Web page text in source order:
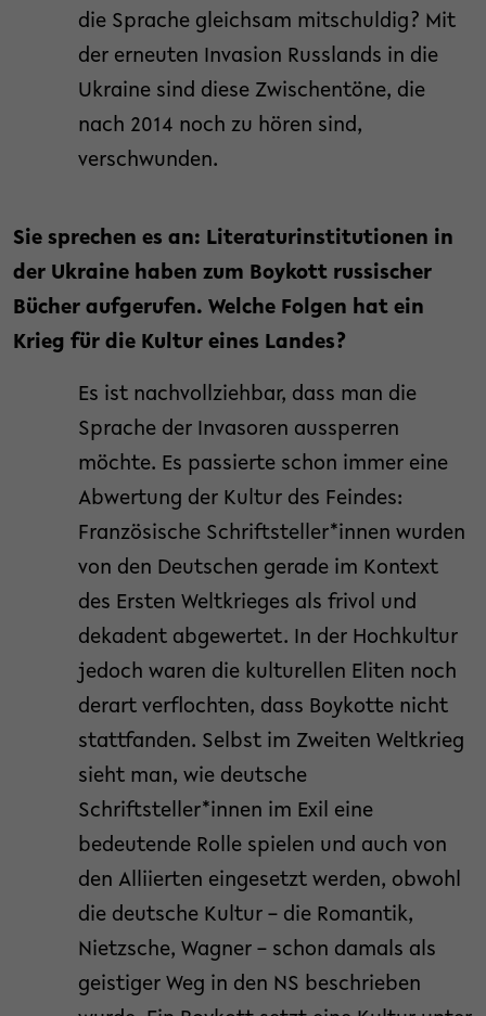
die Sprache gleichsam mitschuldig? Mit
der erneuten Invasion Russlands in die
Ukraine sind diese Zwischentöne, die
nach 2014 noch zu hören sind,
verschwunden.
Sie sprechen es an: Literaturinstitutionen in
der Ukraine haben zum Boykott russischer
Bücher aufgerufen. Welche Folgen hat ein
Krieg für die Kultur eines Landes?
Es ist nachvollziehbar, dass man die
Sprache der Invasoren aussperren
möchte. Es passierte schon immer eine
Abwertung der Kultur des Feindes:
Französische Schriftsteller*innen wurden
von den Deutschen gerade im Kontext
des Ersten Weltkrieges als frivol und
dekadent abgewertet. In der Hochkultur
jedoch waren die kulturellen Eliten noch
derart verflochten, dass Boykotte nicht
stattfanden. Selbst im Zweiten Weltkrieg
sieht man, wie deutsche
Schriftsteller*innen im Exil eine
bedeutende Rolle spielen und auch von
den Alliierten eingesetzt werden, obwohl
die deutsche Kultur – die Romantik,
Nietzsche, Wagner – schon damals als
geistiger Weg in den NS beschrieben